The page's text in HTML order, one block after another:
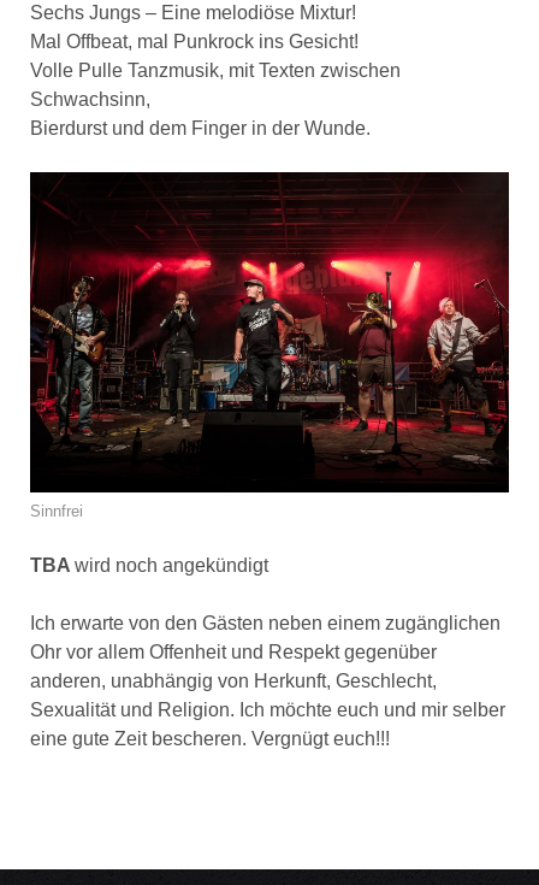
Sechs Jungs – Eine melodiöse Mixtur!
Mal Offbeat, mal Punkrock ins Gesicht!
Volle Pulle Tanzmusik, mit Texten zwischen
Schwachsinn,
Bierdurst und dem Finger in der Wunde.
Sinnfrei
TBA wird noch angekündigt
Ich erwarte von den Gästen neben einem zugänglichen
Ohr vor allem Offenheit und Respekt gegenüber
anderen, unabhängig von Herkunft, Geschlecht,
Sexualität und Religion. Ich möchte euch und mir selber
eine gute Zeit bescheren. Vergnügt euch!!!